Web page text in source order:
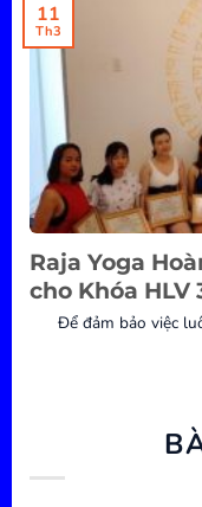
Raja Yoga
cho Khóa HLV
Để đảm bảo việc
11
Th3